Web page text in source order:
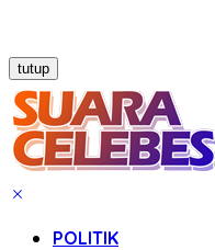
tutup
POLITIK